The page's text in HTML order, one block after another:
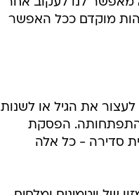
מוקדם ככל האפשר
את הגיל או לשנות
הפסקת
סדירה - כל אלה